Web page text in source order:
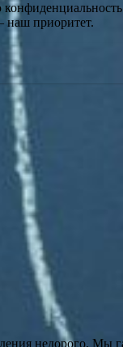
наш приоритет.
недорого.